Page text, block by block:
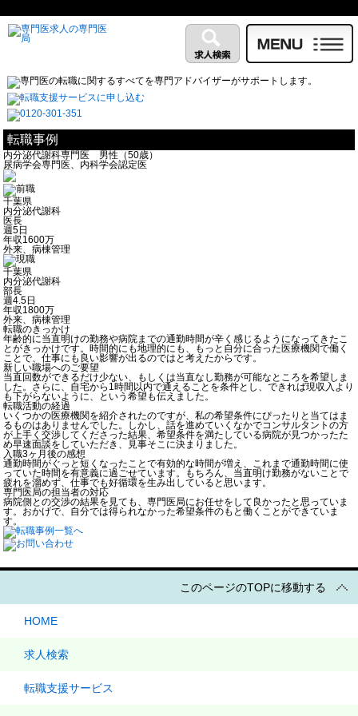
転職事例
内分泌代謝科専門医 男性（50歳）
尿病学会専門医、内科学会認定医
千葉県
内分泌代謝科
医長
週5日
年収1600万
外来、病棟管理
千葉県
内分泌代謝科
部長
週4.5日
年収1800万
外来、病棟管理
転職のきっかけ
年齢的に当直明けの勤務や病院までの通勤時間が辛く感じるようになってきたこ
とがきっかけです。時間的にも地理的にも、もっと自分に合った医療機関で働く
ことで、仕事にも良い影響が出るのではと考えたからです。
新しい職場へのご要望
当直回数ができるだけ少ない、もしくは当直なし勤務が可能なところを希望しま
した。さらに、自宅から1時間以内で通えることを条件とし、できれば現収入より
も下がらないように、という希望も伝えました。
転職活動の経過
いくつかの医療機関を紹介されたのですが、私の希望条件にぴったりと当てはま
るものはありませんでした。しかし、話を進めていくなかでコンサルタントの方
が上手く交渉してくださった結果、希望条件を満たしている病院が見つかったた
め早速面談をしていただき、見事そこに決まりました。
入職3ヶ月後の感想
通勤時間がぐっと短くなったことで有効的な時間が増え、これまで通勤時間に使
っていた時間を有意義に過ごせています。もちろん、当直明け勤務がないことで
疲れを溜めず、仕事でも好循環を生み出していると思います。
専門医局の担当者の対応
病院側との交渉の結果を見ても、専門医局にお任せをして良かったと思っていま
す。おかげで、自分では得られなかった希望条件のもと働くことができていま
す。
このページのTOPに移動する
HOME
求人検索
転職支援サービス